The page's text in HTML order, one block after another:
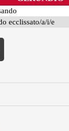
ecclissato/a/i/e